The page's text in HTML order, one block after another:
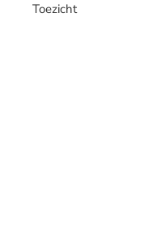
Toezicht